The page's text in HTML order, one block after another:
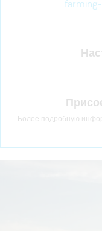
Более подробную